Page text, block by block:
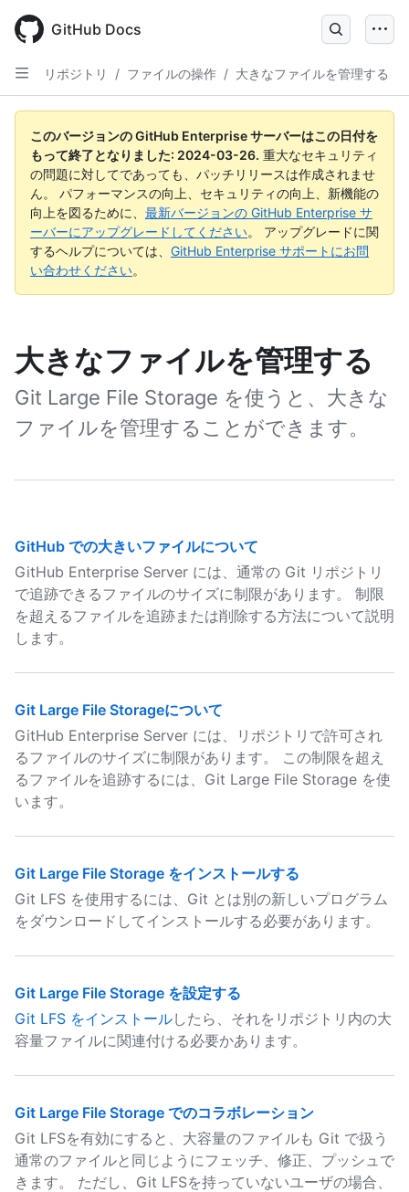
main
content
GitHub Docs
リポジトリ / ファイルの操作 / 大きなファイルを管理する
このバージョンの GitHub Enterprise サーバーはこの日付を
もって終了となりました: 2024-03-26. 重大なセキュリティ
の問題に対してであっても、パッチリリースは作成されませ
ん。 パフォーマンスの向上、セキュリティの向上、新機能の
向上を図るために、 最新バージョンの GitHub Enterprise サ
ーバーにアップグレードしてください。 アップグレードに関
するヘルプについては、 GitHub Enterprise サポートにお問
い合わせください。
大きなファイルを管理する
Git Large File Storage を使うと、大きな
ファイルを管理することができます。
GitHub での大きいファイルについて
GitHub Enterprise Server には、通常の Git リポジトリ
で追跡できるファイルのサイズに制限があります。 制限
を超えるファイルを追跡または削除する方法について説明
します。
Git Large File Storageについて
GitHub Enterprise Server には、リポジトリで許可され
るファイルのサイズに制限があります。 この制限を超え
るファイルを追跡するには、Git Large File Storage を使
います。
Git Large File Storage をインストールする
Git LFS を使用するには、Git とは別の新しいプログラム
をダウンロードしてインストールする必要があります。
Git Large File Storage を設定する
Git LFS をインストールしたら、それをリポジトリ内の大
容量ファイルに関連付ける必要かあります。
Git Large File Storage でのコラボレーション
Git LFSを有効にすると、大容量のファイルも Git で扱う
通常のファイルと同じようにフェッチ、修正、プッシュで
きます。 ただし、Git LFSを持っていないユーザの場合、